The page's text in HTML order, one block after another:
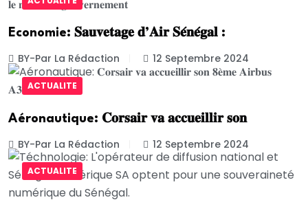
Economie: 𝐒𝐚𝐮𝐯𝐞𝐭𝐚𝐠𝐞 𝐝’𝐀𝐢𝐫 𝐒𝐞́𝐧𝐞́𝐠𝐚𝐥 :
BY-Par La Rédaction 12 Septembre 2024
ACTUALITE
Aéronautique: 𝐂𝐨𝐫𝐬𝐚𝐢𝐫 𝐯𝐚 𝐚𝐜𝐜𝐮𝐞𝐢𝐥𝐥𝐢𝐫 𝐬𝐨𝐧
BY-Par La Rédaction 12 Septembre 2024
ACTUALITE